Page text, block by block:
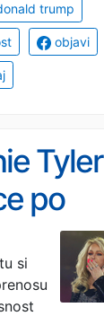
trump
objavi
Tyler
po
si